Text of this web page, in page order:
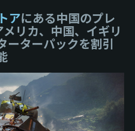
アにある中国のプレ
リカ、中国、イギリ
ーターパックを割引